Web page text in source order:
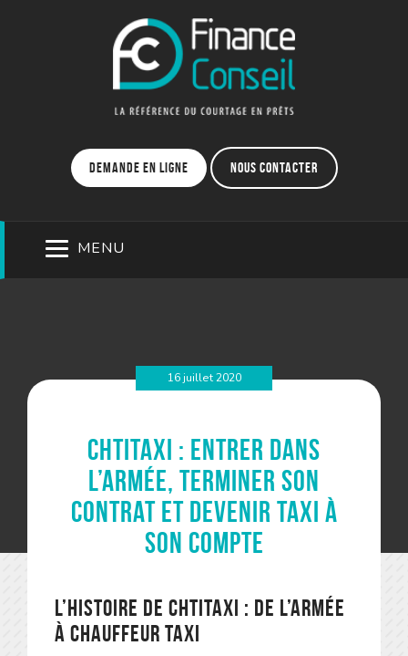
Demande en ligne Nous contacter
MENU
16 juillet 2020
ChtiTaxi : entrer dans
l’armée, terminer son
contrat et devenir taxi à
son compte
L’histoire de ChtiTaxi : de l’armée
à chauffeur taxi